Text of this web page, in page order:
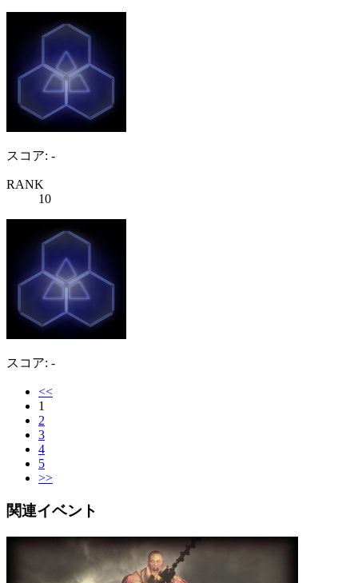
スコア: -
RANK
10
スコア: -
<<
1
2
3
4
5
>>
関連イベント